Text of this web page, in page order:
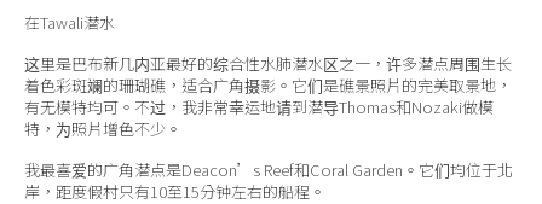
在Tawali潜水
这里是巴布新几内亚最好的综合性水肺潜水区之一，许多潜点周围生长
着色彩斑斓的珊瑚礁，适合广角摄影。它们是礁景照片的完美取景地，
有无模特均可。不过，我非常幸运地请到潜导Thomas和Nozaki做模
特，为照片增色不少。
我最喜爱的广角潜点是Deacon’s Reef和Coral Garden。它们均位于北
岸，距度假村只有10至15分钟左右的船程。